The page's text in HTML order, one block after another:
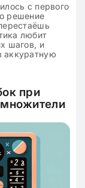
с первого
решение
любит
шагов, и
аккуратную
при